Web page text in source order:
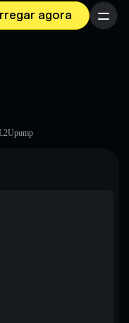
agora Menu